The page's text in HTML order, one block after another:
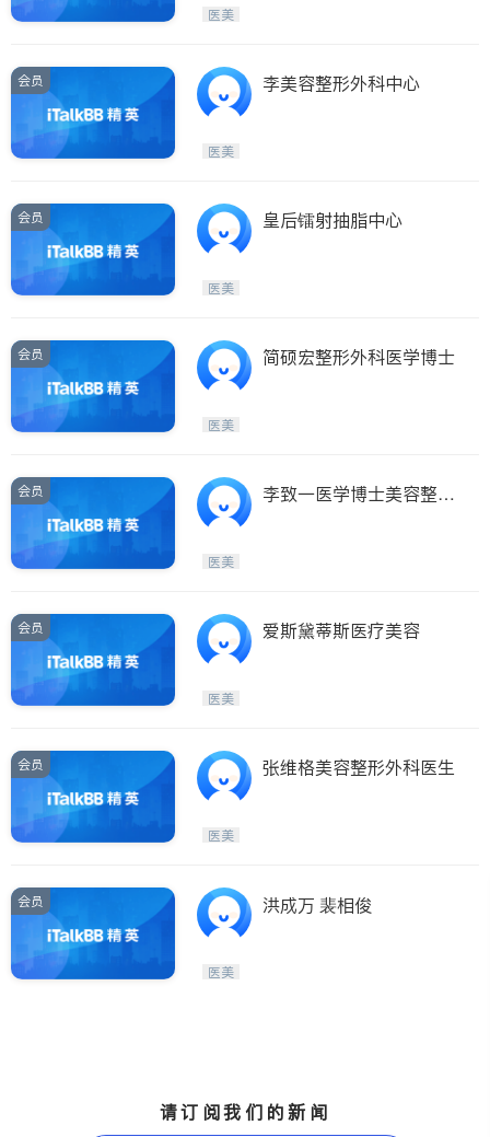
医美
会员 李美容整形外科中心
医美
会员 皇后镭射抽脂中心
医美
会员 简硕宏整形外科医学博士
医美
会员
李致一医学博士美容整形
医美
会员 爱斯黛蒂斯医疗美容
医美
会员 张维格美容整形外科医生
医美
会员 洪成万 裴相俊
医美
请订阅我们的新闻